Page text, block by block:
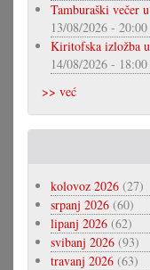
Tamburaški večer
13/08/2026 - 20:00
Kiritofska izložba
14/08/2026 - 18:00
>> već
kolovoz 2026 (27)
srpanj 2026 (60)
lipanj 2026 (62)
svibanj 2026 (93)
travanj 2026 (63)